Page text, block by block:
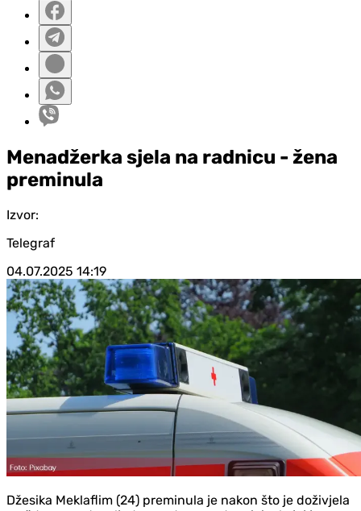
Menadžerka sjela na radnicu - žena
preminula
Izvor:
Telegraf
04.07.2025 14:19
Džesika Meklaflim (24) preminula je nakon što je doživjela